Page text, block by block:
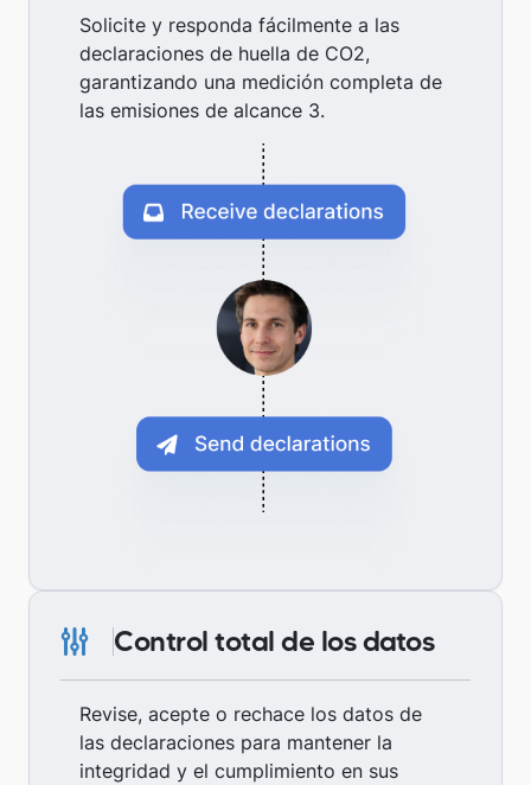
Solicite y responda fácilmente a las
declaraciones de huella de CO2,
garantizando una medición completa de
las emisiones de alcance 3.
Control total de los datos
Revise, acepte o rechace los datos de
las declaraciones para mantener la
integridad y el cumplimiento en sus